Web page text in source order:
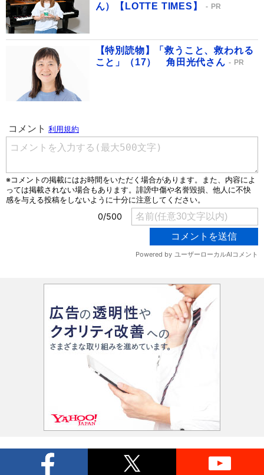
ん）【LOTTE TIMES】
PR
【特別読物】「救うこと、救われる
こと」（17） 角田光代さん
PR